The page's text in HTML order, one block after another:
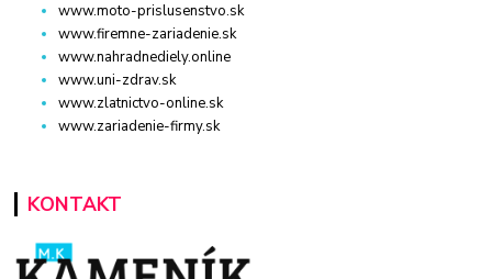
www.moto-prislusenstvo.sk
www.firemne-zariadenie.sk
www.nahradnediely.online
www.uni-zdrav.sk
www.zlatnictvo-online.sk
www.zariadenie-firmy.sk
KONTAKT